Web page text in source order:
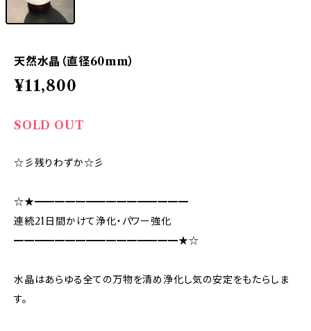
天然水晶（直径60mm）
¥11,800
SOLD OUT
☆彡残りわずか☆彡
☆★━━━━━━━━━━━━━━━
連続21日間かけて浄化・パワー強化
━━━━━━━━━━━━━━━━★☆
水晶はあらゆる全ての万物を清め浄化し気の安定をもたらしま
す。